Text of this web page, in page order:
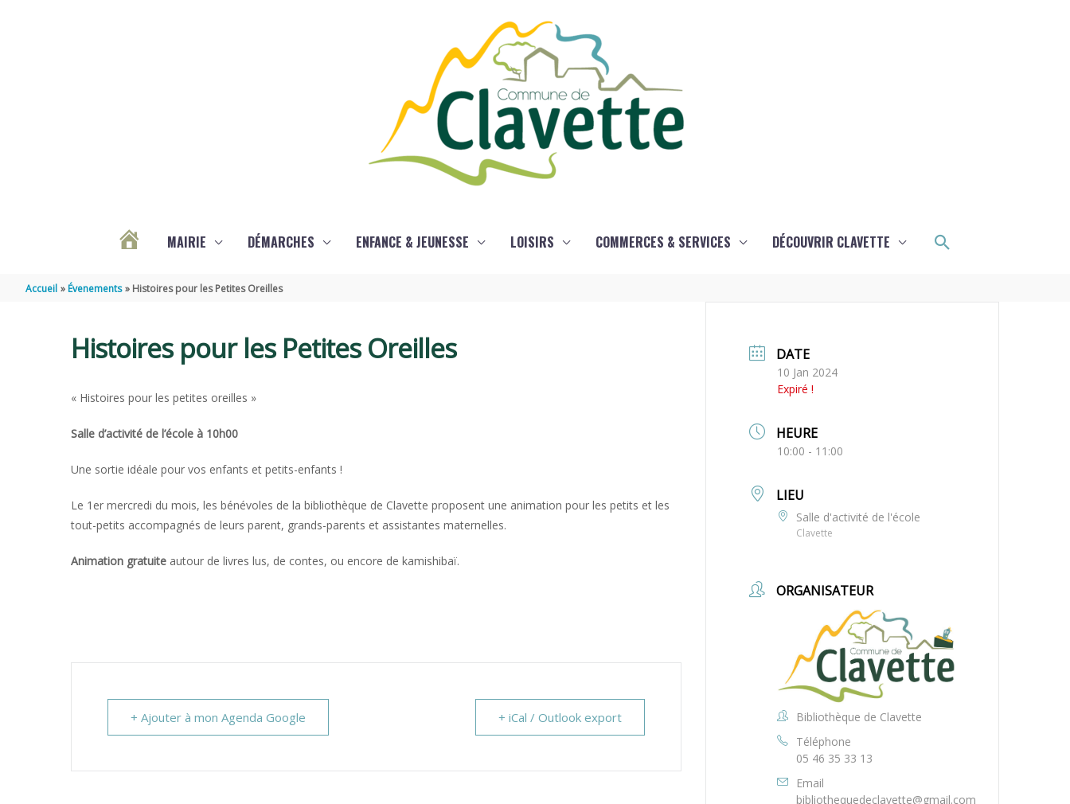
MAIRIE DÉMARCHES ENFANCE & JEUNESSE LOISIRS COMMERCES & SERVICES DÉCOUVRIR CLAVETTE Rechercher
Accueil Évenements Histoires pour les Petites Oreilles
Histoires pour les Petites Oreilles
« Histoires pour les petites oreilles »
Salle d’activité de l’école à 10h00
Une sortie idéale pour vos enfants et petits-enfants !
Le 1er mercredi du mois, les bénévoles de la bibliothèque de Clavette proposent une animation pour les petits et les
tout-petits accompagnés de leurs parent, grands-parents et assistantes maternelles.
Animation gratuite autour de livres lus, de contes, ou encore de kamishibaï.
+ Ajouter à mon Agenda Google + iCal / Outlook export
DATE
10 Jan 2024
Expiré !
HEURE
10:00 - 11:00
LIEU
Salle d'activité de l'école
Clavette
ORGANISATEUR
Bibliothèque de Clavette
Téléphone
05 46 35 33 13
Email
bibliothequedeclavette@gmail.com